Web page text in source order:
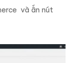
và ấn nút